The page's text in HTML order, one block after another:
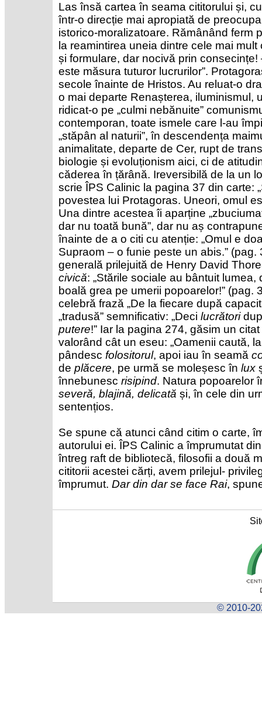
Las însă cartea în seama cititorului și,
într-o direcție mai apropiată de
istorico-moralizatoare. Rămânând ferm
la reamintirea uneia dintre cele mai
și formulare, dar nocivă prin consecințe!
este măsura tuturor lucrurilor”.
secole înainte de Hristos. Au reluat-o
o mai departe Renașterea, iluminismul,
ridicat-o pe „culmi nebănuite”
contemporan, toate ismele care l-au
„stăpân al naturii”, în descendența
animalitate, departe de Cer, rupt de
biologie și evoluționism aici, ci de
căderea în țărână. Ireversibilă de la un
scrie ÎPS Calinic la pagina 37 din carte:
povestea lui Protagoras. Uneori, omul
Una dintre acestea îi aparține
dar nu toată bună”, dar nu aș
înainte de a o citi cu atenție: „Omul e
Supraom – o funie peste un abis.”
generală prilejuită de Henry David
civică: „Stările sociale au bântuit
boală grea pe umerii popoarelor!” (pag.
celebră frază „De la fiecare după
„tradusă” semnificativ: „Deci lucrători
putere!” Iar la pagina 274, găsim un
valorând cât un eseu: „Oamenii caută,
pândesc folositorul, apoi iau în seamă
de plăcere, pe urmă se moleșesc în lux
înnebunesc risipind. Natura popoarelor
severă, blajină, delicată și, în cele din
sentențios.
Se spune că atunci când citim o carte,
autorului ei. ÎPS Calinic a împrumutat
întreg raft de bibliotecă, filosofii a două
cititorii acestei cărți, avem prilejul-
împrumut. Dar din dar se face Rai,
© 2010-